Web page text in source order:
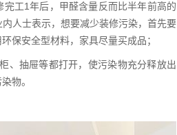
工1年后，甲醛含量反而比半年前高的
人士表示，想要减少装修污染，首先要
保安全型材料，家具尽量买成品；
、抽屉等都打开，使污染物充分释放出
物。